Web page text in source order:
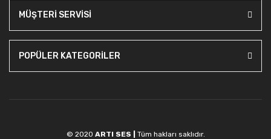
MÜŞTERİ SERVİSİ
POPÜLER KATEGORİLER
© 2020 ARTI SES | Tüm hakları saklıdır.